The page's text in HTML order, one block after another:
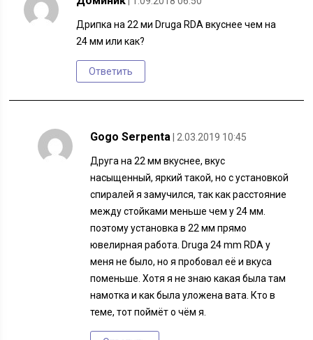
Дрипка на 22 ми Druga RDA вкуснее чем на
24 мм или как?
Ответить
Gogo Serpenta | 2.03.2019 10:45
Друга на 22 мм вкуснее, вкус
насыщенный, яркий такой, но с установкой
спиралей я замучился, так как расстояние
между стойками меньше чем у 24 мм.
поэтому установка в 22 мм прямо
ювелирная работа. Druga 24 mm RDA у
меня не было, но я пробовал её и вкуса
поменьше. Хотя я не знаю какая была там
намотка и как была уложена вата. Кто в
теме, тот поймёт о чём я.